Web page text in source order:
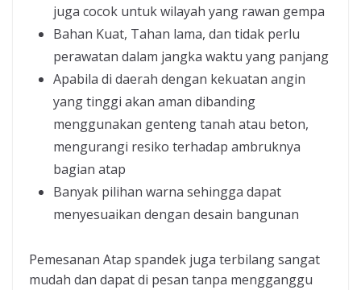
juga cocok untuk wilayah yang rawan gempa
Bahan Kuat, Tahan lama, dan tidak perlu
perawatan dalam jangka waktu yang panjang
Apabila di daerah dengan kekuatan angin
yang tinggi akan aman dibanding
menggunakan genteng tanah atau beton,
mengurangi resiko terhadap ambruknya
bagian atap
Banyak pilihan warna sehingga dapat
menyesuaikan dengan desain bangunan
Pemesanan Atap spandek juga terbilang sangat
mudah dan dapat di pesan tanpa mengganggu